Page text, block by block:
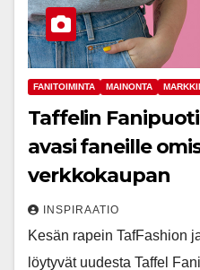
FANITOIMINTA MAINONTA
Taffelin
avasi faneille
verkkokaupan
INSPIRAATIO
Kesän rapein TafFashion
löytyvät uudesta Taffel